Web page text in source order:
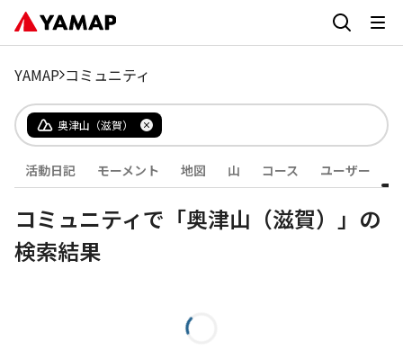
YAMAP コミュニティ
奥津山（滋賀）
活動日記 モーメント 地図 山 コース ユーザー
コミュニティで「奥津山（滋賀）」の
検索結果